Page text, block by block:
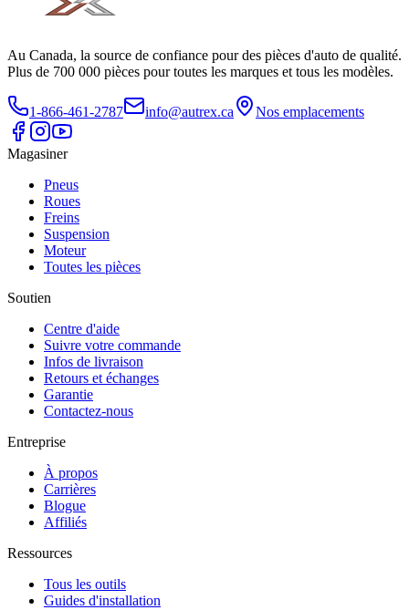
Au Canada, la source de confiance pour des pièces d'auto de qualité.
Plus de 700 000 pièces pour toutes les marques et tous les modèles.
1-866-461-2787 info@autrex.ca Nos emplacements
Magasiner
Pneus
Roues
Freins
Suspension
Moteur
Toutes les pièces
Soutien
Centre d'aide
Suivre votre commande
Infos de livraison
Retours et échanges
Garantie
Contactez-nous
Entreprise
À propos
Carrières
Blogue
Affiliés
Ressources
Tous les outils
Guides d'installation